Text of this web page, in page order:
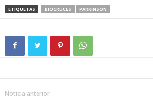
ETIQUETAS BIOCRUCES PARKINSON
Noticia anterior